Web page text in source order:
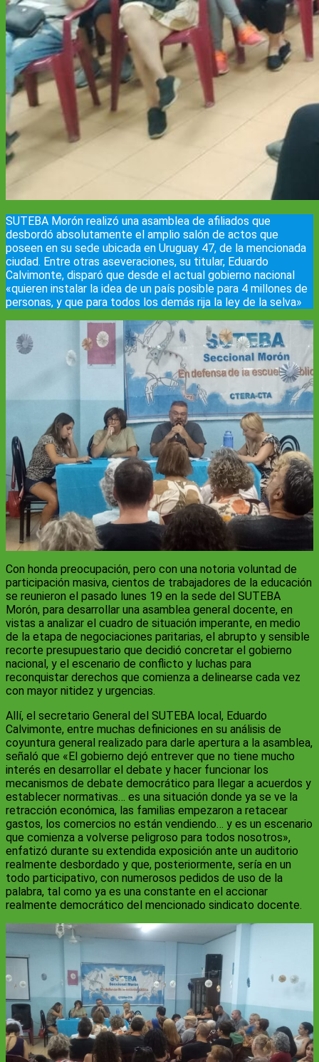
SUTEBA Morón realizó una asamblea de afiliados que
desbordó absolutamente el amplio salón de actos que
poseen en su sede ubicada en Uruguay 47, de la mencionada
ciudad. Entre otras aseveraciones, su titular, Eduardo
Calvimonte, disparó que desde el actual gobierno nacional
«quieren instalar la idea de un país posible para 4 millones de
personas, y que para todos los demás rija la ley de la selva»
Con honda preocupación, pero con una notoria voluntad de
participación masiva, cientos de trabajadores de la educación
se reunieron el pasado lunes 19 en la sede del SUTEBA
Morón, para desarrollar una asamblea general docente, en
vistas a analizar el cuadro de situación imperante, en medio
de la etapa de negociaciones paritarias, el abrupto y sensible
recorte presupuestario que decidió concretar el gobierno
nacional, y el escenario de conflicto y luchas para
reconquistar derechos que comienza a delinearse cada vez
con mayor nitidez y urgencias.
Allí, el secretario General del SUTEBA local, Eduardo
Calvimonte, entre muchas definiciones en su análisis de
coyuntura general realizado para darle apertura a la asamblea,
señaló que «El gobierno dejó entrever que no tiene mucho
interés en desarrollar el debate y hacer funcionar los
mecanismos de debate democrático para llegar a acuerdos y
establecer normativas… es una situación donde ya se ve la
retracción económica, las familias empezaron a retacear
gastos, los comercios no están vendiendo… y es un escenario
que comienza a volverse peligroso para todos nosotros»,
enfatizó durante su extendida exposición ante un auditorio
realmente desbordado y que, posteriormente, sería en un
todo participativo, con numerosos pedidos de uso de la
palabra, tal como ya es una constante en el accionar
realmente democrático del mencionado sindicato docente.